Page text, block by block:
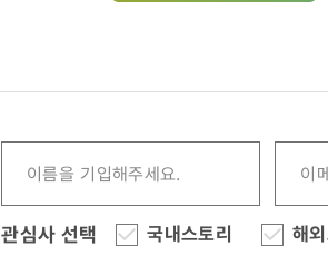
관심사 선택 국내스토리 해